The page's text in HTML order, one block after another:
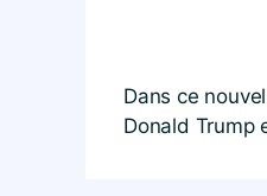
Dans ce
Donald Trump